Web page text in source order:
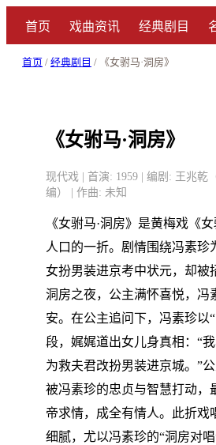
首页 戏曲资讯 经典剧目
首页 / 经典剧目 / 《女驸马·洞房》
《女驸马·洞房》
现代戏 | 首演: 1959 | 编剧: 王兆乾
编） | 作曲: 未知
《女驸马·洞房》是黄梅戏《
人口的一折。剧情围绕冯素珍
女扮男装进京考中状元，却被
洞房之夜，公主满怀喜悦，冯
安。在公主追问下，冯素珍以
段，娓娓道出女儿身真相：“我
为救夫君改扮男装进京城。”
被冯素珍的忠贞与智慧打动，
帝求情，成全有情人。此折戏
细腻，尤以冯素珍的“洞房对